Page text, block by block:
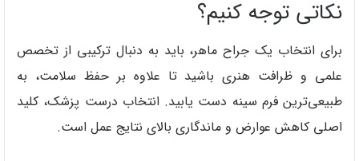
نکاتی توجه کنیم؟
برای انتخاب یک جراح ماهر، باید به دنبال ترکیبی از تخصص
علمی و ظرافت هنری باشید تا علاوه بر حفظ سلامت، به
طبیعی‌ترین فرم سینه دست یابید. انتخاب درست پزشک، کلید
اصلی کاهش عوارض و ماندگاری بالای نتایج عمل است.